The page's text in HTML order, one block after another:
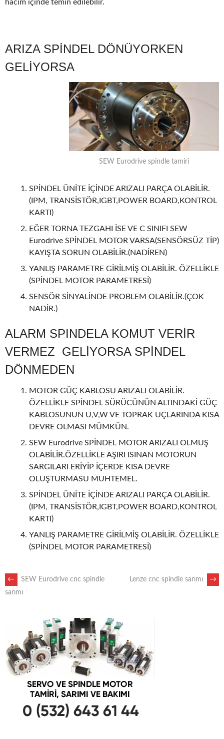
hacim içinde temin edilebilir.
ARIZA SPİNDEL DÖNÜYORKEN
GELİYORSA
SEW Eurodrive spindle tamiri
SPİNDEL ÜNİTE İÇİNDE ARIZALI PARÇA OLABİLİR.
(IPM, TRANSİSTÖR,IGBT,POWER BOARD,KONTROL
KARTI)
EĞER TORNA TEZGAHI İSE VE C SINIFI SEW
Eurodrive SPİNDEL MOTOR VARSA(SENSÖRSÜZ TİP)
KAYIŞTA SORUN OLABİLİR.(NADİREN)
YANLIŞ PARAMETRE GİRİLMİŞ OLABİLİR. ÖZELLİKLE
(SPİNDEL MOTOR PARAMETRESİ)
SENSÖR SİNYALİNDE PROBLEM OLABİLİR.(ÇOK
NADİR.)
ALARM SPINDELA KOMUT VERİR
VERMEZ GELİYORSA SPİNDEL
DÖNMEDEN
MOTOR GÜÇ KABLOSU ARIZALI OLABİLİR.
ÖZELLİKLE SPİNDEL SÜRÜCÜNÜN ALTINDAKİ GÜÇ
KABLOSUNUN U,V,W VE TOPRAK UÇLARINDA KISA
DEVRE OLMASI MÜMKÜN.
SEW Eurodrive SPİNDEL MOTOR ARIZALI OLMUŞ
OLABİLİR.ÖZELLİKLE AŞIRI ISINAN MOTORUN
SARGILARI ERİYİP İÇERDE KISA DEVRE
OLUŞTURMASU MUHTEMEL.
SPİNDEL ÜNİTE İÇİNDE ARIZALI PARÇA OLABİLİR.
(IPM, TRANSİSTÖR,IGBT,POWER BOARD,KONTROL
KARTI)
YANLIŞ PARAMETRE GİRİLMİŞ OLABİLİR. ÖZELLİKLE
(SPİNDEL MOTOR PARAMETRESİ)
POST
NAVIGATION
←
SEW Eurodrive cnc spindle
sarımı
Lenze cnc spindle sarımı →